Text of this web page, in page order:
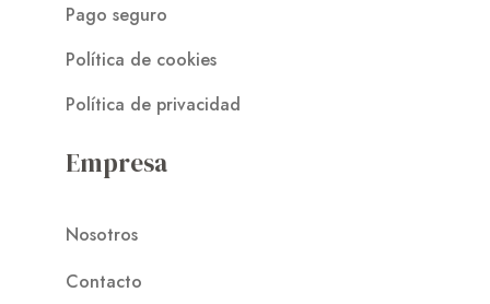
Pago seguro
Política de cookies
Política de privacidad
Empresa
Nosotros
Contacto